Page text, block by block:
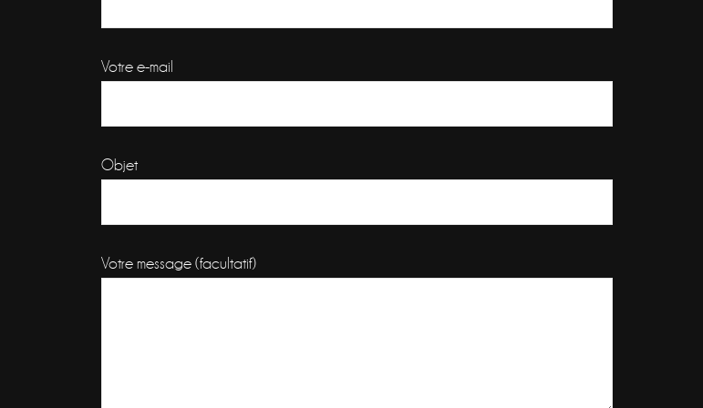
Votre e-mail
Objet
Votre message (facultatif)